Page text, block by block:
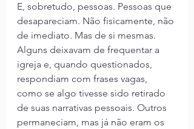
E, sobretudo, pessoas. Pessoas que
desapareciam. Não fisicamente, não
de imediato. Mas de si mesmas.
Alguns deixavam de frequentar a
igreja e, quando questionados,
respondiam com frases vagas,
como se algo tivesse sido retirado
de suas narrativas pessoais. Outros
permaneciam, mas já não eram os